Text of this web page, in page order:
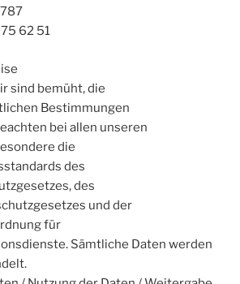
62 51
sind bemüht, die
Bestimmungen
bei allen unseren
die
des
des
und der
für
Sämtliche Daten werden